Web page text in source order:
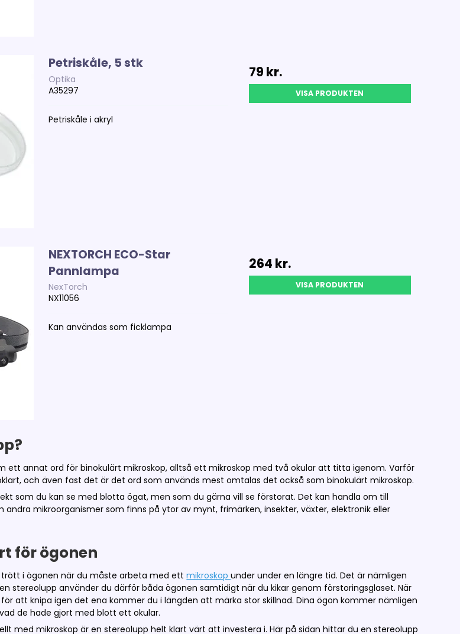
Petriskåle, 5 stk
Optika
A35297
Petriskåle i akryl
79 kr.
VISA PRODUKTEN
NEXTORCH ECO-Star
Pannlampa
NexTorch
NX11056
Kan användas som ficklampa
264 kr.
VISA PRODUKTEN
ett annat ord för binokulärt mikroskop, alltså ett mikroskop med två okular att titta igenom. Varför
och även fast det är det ord som används mest omtalas det också som binokulärt mikroskop.
som du kan se med blotta ögat, men som du gärna vill se förstorat. Det kan handla om till
andra mikroorganismer som finns på ytor av mynt, frimärken, insekter, växter, elektronik eller
för ögonen
trött i ögonen när du måste arbeta med ettmikroskopunder under en längre tid. Det är nämligen
stereolupp använder du därför båda ögonen samtidigt när du kikar genom förstoringsglaset. När
att knipa igen det ena kommer du i längden att märka stor skillnad. Dina ögon kommer nämligen
de hade gjort med blott ett okular.
med mikroskop är en stereolupp helt klart värt att investera i. Här på sidan hittar du en stereolupp